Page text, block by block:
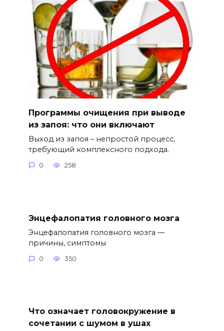
Программы очищения при выводе
из запоя: что они включают
Выход из запоя – непростой процесс,
требующий комплексного подхода.
0 258
Энцефалопатия головного мозга
Энцефалопатия головного мозга —
причины, симптомы
0 350
Что означает головокружение в
сочетании с шумом в ушах